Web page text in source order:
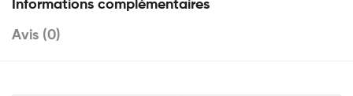
Avis (0)